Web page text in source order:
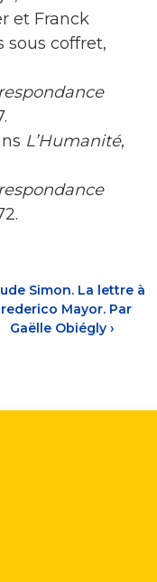
et Franck
sous coffret,
L’Humanité,
Simon. La lettre à
Mayor. Par
Gaëlle Obiégly›